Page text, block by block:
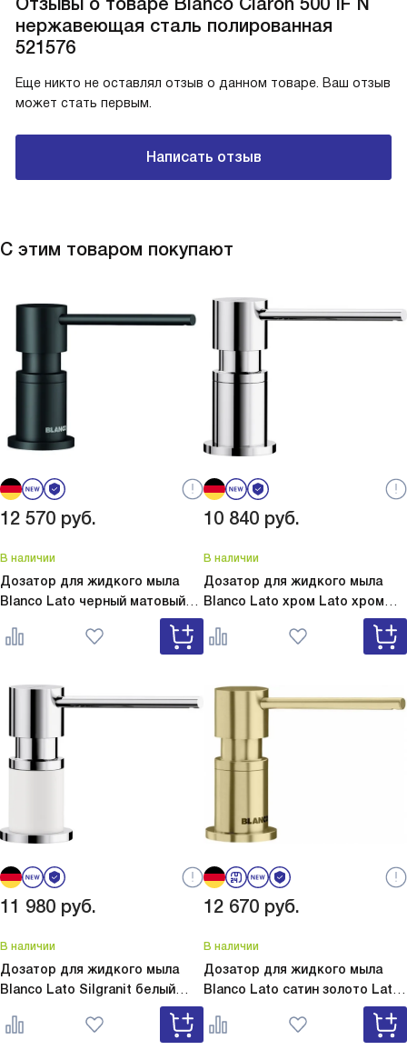
нержавеющая сталь полированная
521576
Еще никто не оставлял отзыв о данном товаре. Ваш отзыв
может стать первым.
Написать отзыв
С этим товаром покупают
12 570 руб.
В наличии
Дозатор для жидкого мыла
Blanco Lato черный матовый
Lato черный матовый 525789
10 840 руб.
В наличии
Дозатор для жидкого мыла
Blanco Lato хром Lato хром
11 980 руб.
В наличии
Дозатор для жидкого мыла
Blanco Lato Silgranit белый
Lato Silgranit белый 525814
12 670 руб.
В наличии
Дозатор для жидкого мыла
Blanco Lato сатин золото Lato